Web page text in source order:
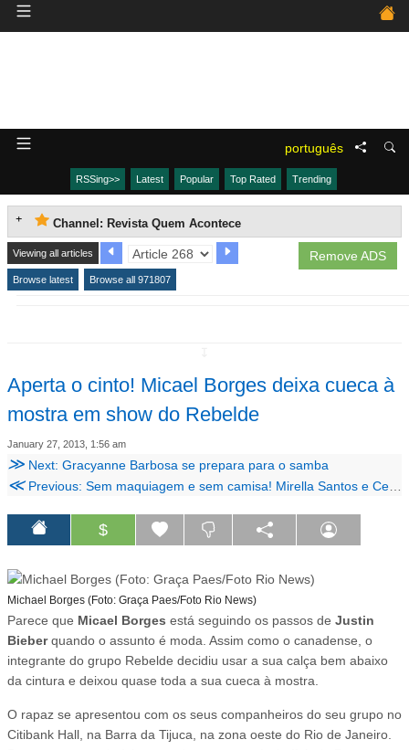
português
RSSing>> Latest Popular Top Rated Trending
Channel: Revista Quem Acontece
Remove ADS
Viewing all articles
Browse latest Browse all 971807
Aperta o cinto! Micael Borges deixa cueca à
mostra em show do Rebelde
January 27, 2013, 1:56 am
≫ Next: Gracyanne Barbosa se prepara para o samba
≪Previous: Sem maquiagem e sem camisa! Mirella Santos e Ceará posam na cama
$
Michael Borges (Foto: Graça Paes/Foto Rio News)
Parece que Micael Borges está seguindo os passos de Justin
Bieberquando o assunto é moda. Assim como o canadense, o
integrante do grupo Rebelde decidiu usar a sua calça bem abaixo
da cintura e deixou quase toda a sua cueca à mostra.
O rapaz se apresentou com os seus companheiros do seu grupo no
Citibank Hall, na Barra da Tijuca, na zona oeste do Rio de Janeiro.